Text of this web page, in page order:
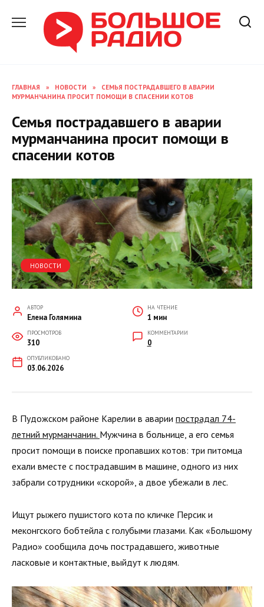
содержанию
ГЛАВНАЯ » НОВОСТИ »
СЕМЬЯ ПОСТРАДАВШЕГО В АВАРИИ
МУРМАНЧАНИНА ПРОСИТ ПОМОЩИ В СПАСЕНИИ КОТОВ
Семья пострадавшего в аварии
мурманчанина просит помощи в
спасении котов
НОВОСТИ
АВТОР
Елена Голямина
НА ЧТЕНИЕ
1 мин
ПРОСМОТРОВ
310
КОММЕНТАРИИ
0
ОПУБЛИКОВАНО
03.06.2026
В Пудожском районе Карелии в аварии пострадал 74-
летний мурманчанин. Мужчина в больнице, а его семья
просит помощи в поиске пропавших котов: три питомца
ехали вместе с пострадавшим в машине, одного из них
забрали сотрудники «скорой», а двое убежали в лес.
Ищут рыжего пушистого кота по кличке Персик и
меконгского бобтейла с голубыми глазами. Как «Большому
Радио» сообщила дочь пострадавшего, животные
ласковые и контактные, выйдут к людям.